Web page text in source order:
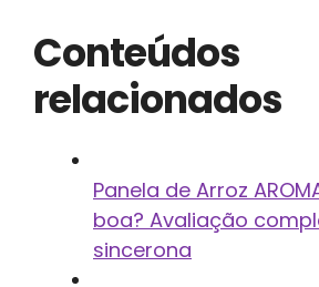
Conteúdos
relacionados
Panela de Arroz
boa? Avaliação
sincerona